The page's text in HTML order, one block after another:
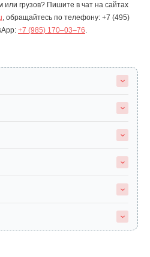
или грузов? Пишите в чат на сайтах
, обращайтесь по телефону: +7 (495)
+7 (985) 170–03–76.